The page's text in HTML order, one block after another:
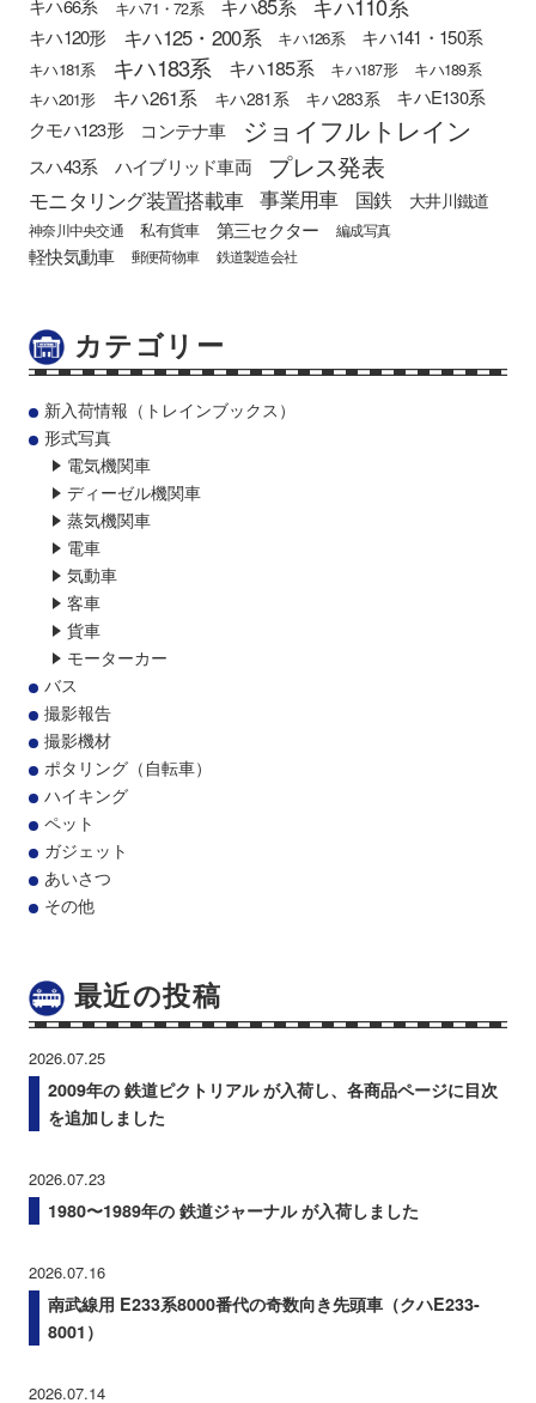
キハ66系 キハ71・72系 キハ85系
キハ120形 キハ125・200系 キハ126系 キハ141・150系
キハ181系 キハ183系 キハ185系 キハ187形
キハ189系
キハ201形
キハ261系 キハ281系 キハ283系
キハE130系
クモハ123形
コンテナ車 ジョイフルトレイン
スハ43系 ハイブリッド車両 プレス発表
モニタリング装置搭載車 事業用車 国鉄 大井川鐵道
神奈川中央交通 私有貨車 第三セクター 編成写真
軽快気動車 郵便荷物車 鉄道製造会社
カテゴリー
新入荷情報（トレインブックス）
形式写真
電気機関車
ディーゼル機関車
蒸気機関車
電車
気動車
客車
貨車
モーターカー
バス
撮影報告
撮影機材
ポタリング（自転車）
ハイキング
ペット
ガジェット
あいさつ
その他
最近の投稿
2026.07.25
2009年の 鉄道ピクトリアル が入荷し、各商品ページに目次
を追加しました
2026.07.23
1980〜1989年の 鉄道ジャーナル が入荷しました
2026.07.16
南武線用 E233系8000番代の奇数向き先頭車（クハE233-
8001）
2026.07.14